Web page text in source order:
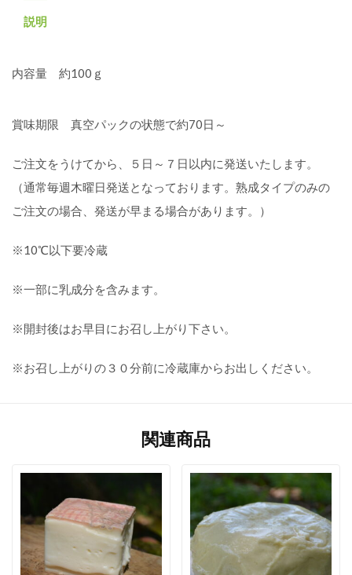
説明
内容量 約100ｇ
賞味期限 真空パックの状態で約70日～
ご注文をうけてから、５日～７日以内に発送いたします。
（通常毎週木曜日発送となっております。熟成タイプのみの
ご注文の場合、発送が早まる場合があります。）
※10℃以下要冷蔵
※一部に乳成分を含みます。
※開封後はお早目にお召し上がり下さい。
※お召し上がりの３０分前に冷蔵庫からお出しください。
関連商品